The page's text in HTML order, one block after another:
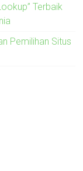
Terbaik
Pemilihan Situs